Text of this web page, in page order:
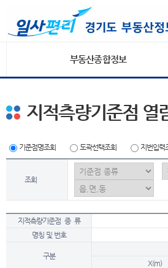
부동산종합정보
지적측량기준점 열
기준점명조회 도곽선택조회 지번입력
조회
지적측량기준점 종 류
명칭 및 번호
구분
X(m)